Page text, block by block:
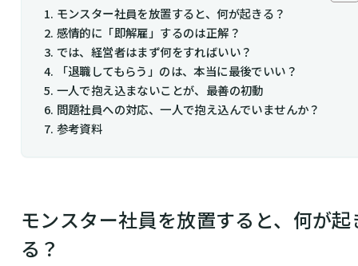
モンスター社員を放置すると、何が起きる？
感情的に「即解雇」するのは正解？
では、経営者はまず何をすればいい？
「退職してもらう」のは、本当に最後でいい？
一人で抱え込まないことが、最善の初動
問題社員への対応、一人で抱え込んでいませんか？
参考資料
モンスター社員を放置すると、何が起
る？